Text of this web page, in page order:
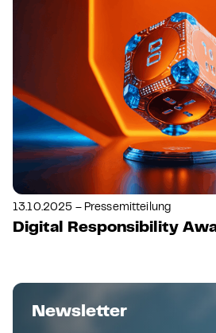
13.10.2025 – Pressemitteilung
Digital Responsibility
Newsletter